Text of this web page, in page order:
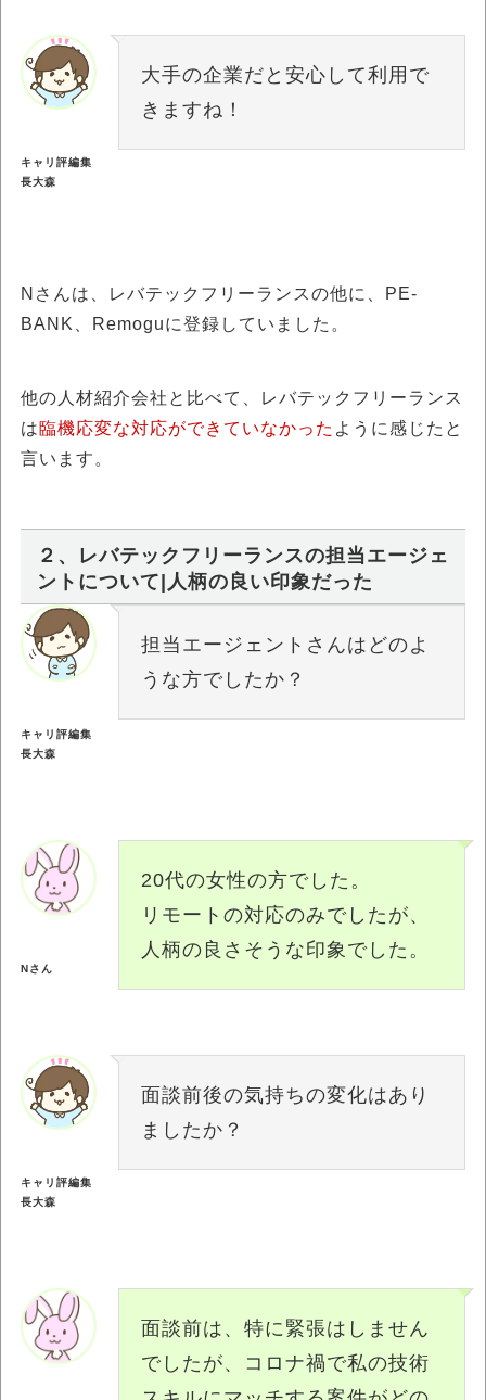
キャリ評編集
長大森
大手の企業だと安心して利用で
きますね！
Nさんは、レバテックフリーランスの他に、PE-
BANK、Remoguに登録していました。
他の人材紹介会社と比べて、レバテックフリーランス
は臨機応変な対応ができていなかった ように感じたと
言います。
２、レバテックフリーランスの担当エージェ
ントについて|人柄の良い印象だった
キャリ評編集
長大森
担当エージェントさんはどのよ
うな方でしたか？
20代の女性の方でした。
リモートの対応のみでしたが、
人柄の良さそうな印象でした。
Nさん
キャリ評編集
長大森
面談前後の気持ちの変化はあり
ましたか？
面談前は、特に緊張はしません
でしたが、コロナ禍で私の技術